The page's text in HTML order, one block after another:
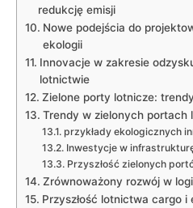
redukcję emisji
Nowe podejścia do
ekologii
Innovacje w zakresie
lotnictwie
Zielone porty lotnicze:
Trendy w zielonych portach
przykłady ekologicznych
Inwestycje w
Przyszłość zielonych
Zrównoważony rozwój w
Przyszłość lotnictwa cargo